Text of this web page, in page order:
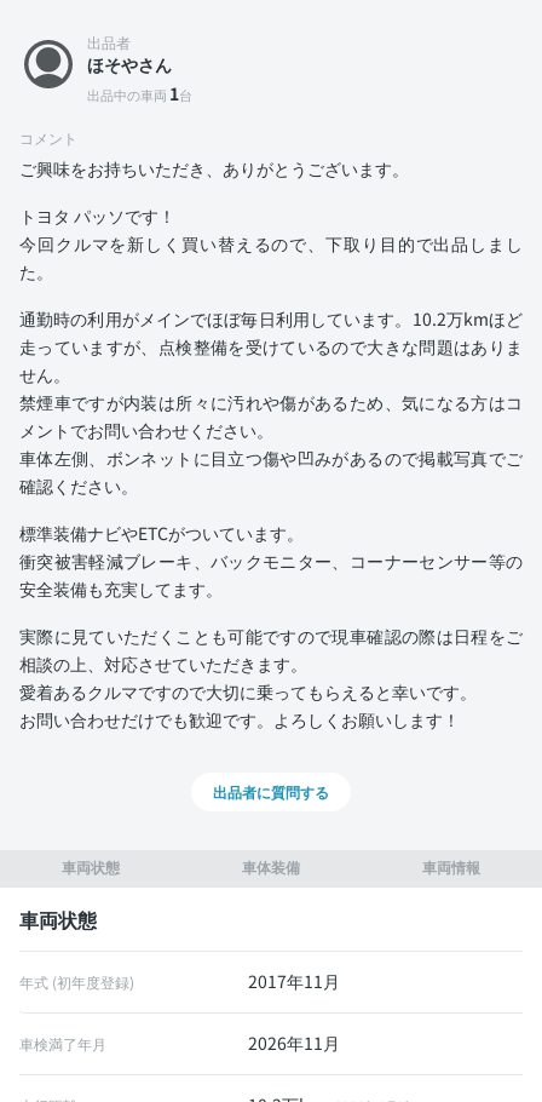
車両状態 車体装備 車両情報
車両状態
年式 (初年度登録) 2017年11月
車検満了年月 2026年11月
出品者
ほそやさん
出品中の車両 1台
コメント
ご興味をお持ちいただき、ありがとうございます。
トヨタ パッソです！
今回クルマを新しく買い替えるので、下取り目的で出品しまし
た。
通勤時の利用がメインでほぼ毎日利用しています。10.2万kmほど
走っていますが、点検整備を受けているので大きな問題はありま
せん。
禁煙車ですが内装は所々に汚れや傷があるため、気になる方はコ
メントでお問い合わせください。
車体左側、ボンネットに目立つ傷や凹みがあるので掲載写真でご
確認ください。
標準装備ナビやETCがついています。
衝突被害軽減ブレーキ、バックモニター、コーナーセンサー等の
安全装備も充実してます。
実際に見ていただくことも可能ですので現車確認の際は日程をご
相談の上、対応させていただきます。
愛着あるクルマですので大切に乗ってもらえると幸いです。
お問い合わせだけでも歓迎です。よろしくお願いします！
出品者に質問する